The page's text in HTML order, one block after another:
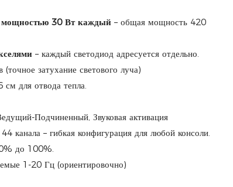
мощностью 30 Вт каждый – общая мощность 420
– каждый светодиод адресуется отдельно.
(точное затухание светового луча)
см для отвода тепла.
Подчиненный, Звуковая активация
– гибкая конфигурация для любой консоли.
до 100%.
1-20 Гц (ориентировочно)